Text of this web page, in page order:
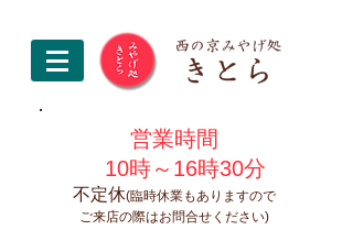
営業時間
10時～16時30分
不定休(臨時休業もありますので
ご来店の際はお問合せください)